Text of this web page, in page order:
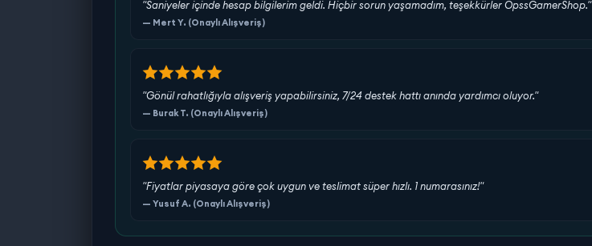
"Saniyeler içinde hesap bilgilerim geldi. Hiçbir sorun yaşamadım, teşekkürler OpssGamerShop."
— Mert Y. (Onaylı Alışveriş)
"Gönül rahatlığıyla alışveriş yapabilirsiniz, 7/24 destek hattı anında yardımcı oluyor."
— Burak T. (Onaylı Alışveriş)
"Fiyatlar piyasaya göre çok uygun ve teslimat süper hızlı. 1 numarasınız!"
— Yusuf A. (Onaylı Alışveriş)